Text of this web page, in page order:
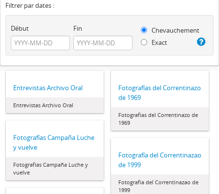
Filtrer par dates :
Début Fin
Chevauchement
Exact
Entrevistas Archivo Oral
Entrevistas Archivo Oral
Fotografías del Correntinazo
de 1969
Fotografías del Correntinazo de
1969
Fotografías Campaña Luche
y vuelve
Fotografías Campaña Luche y
vuelve
Fotografía del Correntinazao
de 1999
Fotografía del Correntinazao de
1999